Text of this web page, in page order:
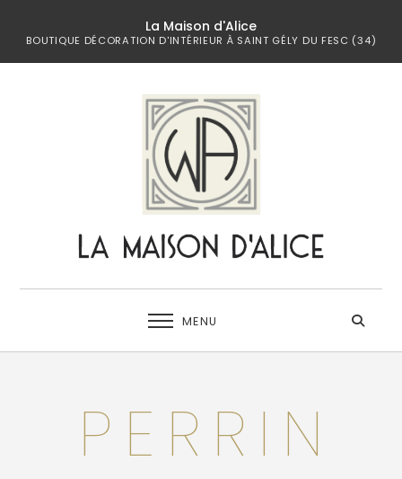
La Maison d'Alice
BOUTIQUE DÉCORATION D'INTÉRIEUR À SAINT GÉLY DU FESC (34)
MENU
PERRIN